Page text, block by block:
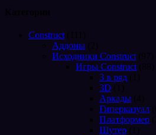
Construct
Аддоны
Исходники Construct
Игры Construct
3 в ряд
3D
Аркады
Гиперказуал
Платформер
Шутер